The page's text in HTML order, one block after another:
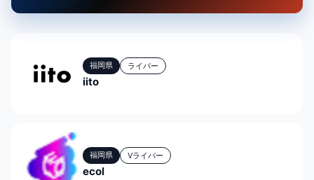
福岡県 ライバー
iito
福岡県 Vライバー
ecol